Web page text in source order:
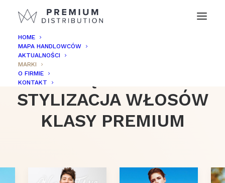
HOME
MAPA HANDLOWCÓW
AKTUALNOŚCI
MARKI
O FIRMIE
KONTAKT PIELĘGNACJA I
STYLIZACJA WŁOSÓW
KLASY PREMIUM